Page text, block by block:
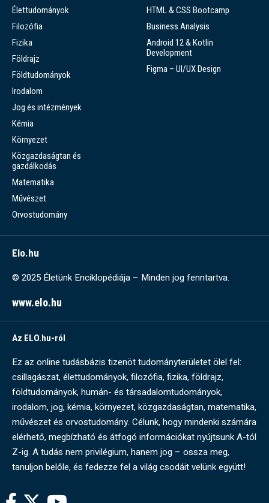
Élettudományok
Filozófia
Fizika
Földrajz
Földtudományok
Irodalom
Jog és intézmények
Kémia
Környezet
Közgazdaságtan és
gazdálkodás
Matematika
Művészet
Orvostudomány
HTML & CSS Bootcamp
Business Analysis
Android 12 & Kotlin
Development
Figma – UI/UX Design
Elo.hu
© 2025 Életünk Enciklopédiája – Minden jog fenntartva.
www.elo.hu
Az ELO.hu-ról
Ez az online tudásbázis tizenöt tudományterületet ölel fel:
csillagászat, élettudományok, filozófia, fizika, földrajz,
földtudományok, humán- és társadalomtudományok,
irodalom, jog, kémia, környezet, közgazdaságtan, matematika,
művészet és orvostudomány. Célunk, hogy mindenki számára
elérhető, megbízható és átfogó információkat nyújtsunk A-tól
Z-ig. A tudás nem privilégium, hanem jog – ossza meg,
tanuljon belőle, és fedezze fel a világ csodáit velünk együtt!